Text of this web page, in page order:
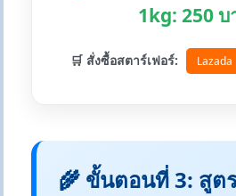
1kg: 250 บ
🛒 สั่งซื้อสตาร์เฟอร์: Lazada
🌾 ขั้นตอนที่ 3: สูต